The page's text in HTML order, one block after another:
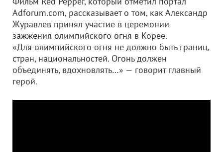
Adforum.com, рассказывает о том, как Александр
Журавлев принял участие в церемонии
зажжения олимпийского огня в Корее.
«Для олимпийского огня не должно быть границ,
стран, национальностей. Огонь должен
объединять, вдохновлять…» — говорит главный
герой.